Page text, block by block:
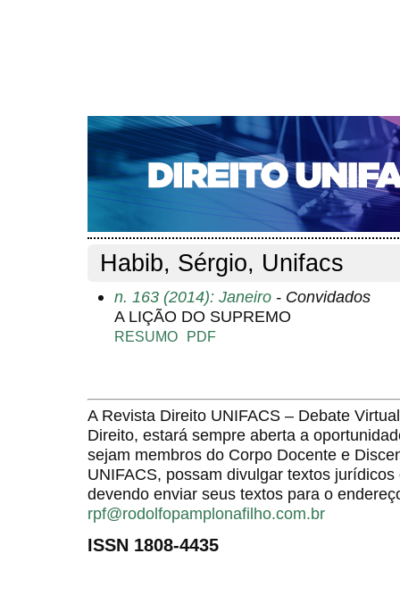
CAPA SOBRE ACESSO CADASTRO
NOTÍCIAS
EDIÇÕES DE Nº 1 A 100 WEBMAIL
Capa>Pesquisa> Perfil do autor
Perfil do autor
Habib, Sérgio, Unifacs
n. 163 (2014): Janeiro - Convidados
A LIÇÃO DO SUPREMO
RESUMO PDF
A Revista Direito UNIFACS – Debate
Direito, estará sempre aberta a
sejam membros do Corpo Docente e
UNIFACS, possam divulgar textos
devendo enviar seus textos para o
rpf@rodolfopamplonafilho.com.br
ISSN 1808-4435